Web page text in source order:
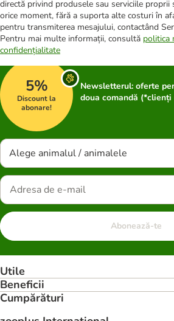
directă privind produsele sau serviciile proprii
orice moment, fără a suporta alte costuri în
pentru transmiterea mesajului, contactând
Pentru mai multe informații, consultă politica
confidențialitate
5%
Discount la
abonare!
Newsletterul: oferte
doua comandă
Alege animalul / animalele
Abonează-te
Utile
Beneficii
Cumpărături